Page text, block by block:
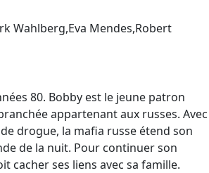
Wahlberg,Eva Mendes,Robert
80. Bobby est le jeune patron
appartenant aux russes. Avec
drogue, la mafia russe étend son
de la nuit. Pour continuer son
cacher ses liens avec sa famille.